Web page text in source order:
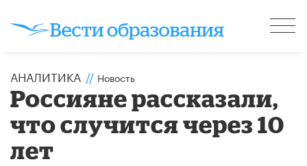
АНАЛИТИКА // Новость
Россияне рассказали,
что случится через 10
лет